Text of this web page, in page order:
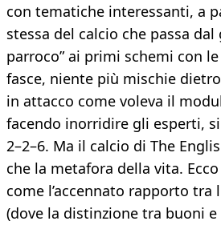
con tematiche interessanti, a
stessa del calcio che passa dal
parroco” ai primi schemi con
fasce, niente più mischie
in attacco come voleva il
facendo inorridire gli esperti,
2–2–6. Ma il calcio di The
che la metafora della vita.
come l’accennato rapporto tra
(dove la distinzione tra buoni